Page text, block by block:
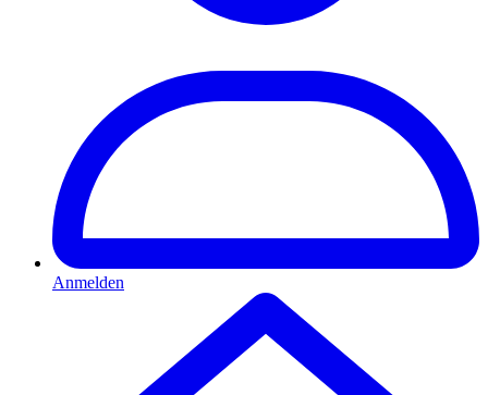
Anmelden